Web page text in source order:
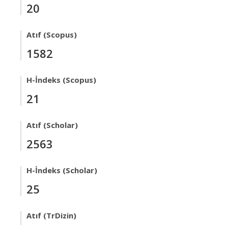
20
Atıf (Scopus)
1582
H-İndeks (Scopus)
21
Atıf (Scholar)
2563
H-İndeks (Scholar)
25
Atıf (TrDizin)